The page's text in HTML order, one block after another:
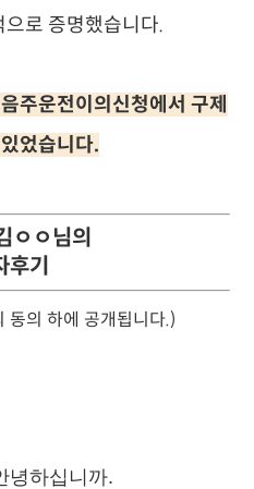
로 증명했습니다.
주운전이의신청에서 구제
었습니다.
ㅇㅇ님의
후기
동의 하에 공개됩니다.)
녕하십니까.